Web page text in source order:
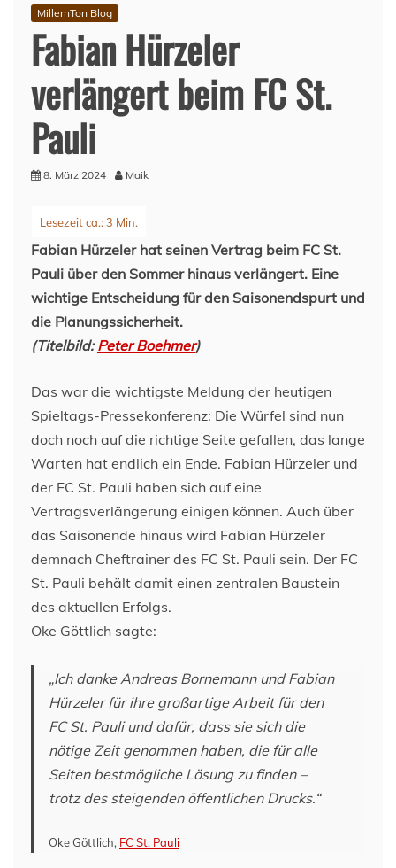
MillernTon Blog
Fabian Hürzeler
verlängert beim FC St.
Pauli
8. März 2024 Maik
Fabian Hürzeler hat seinen Vertrag beim FC St.
Pauli über den Sommer hinaus verlängert. Eine
wichtige Entscheidung für den Saisonendspurt und
die Planungssicherheit.
(Titelbild:Peter Boehmer)
Das war die wichtigste Meldung der heutigen
Spieltags-Pressekonferenz: Die Würfel sind nun
doch noch auf die richtige Seite gefallen, das lange
Warten hat endlich ein Ende. Fabian Hürzeler und
der FC St. Pauli haben sich auf eine
Vertragsverlängerung einigen können. Auch über
das Saisonende hinaus wird Fabian Hürzeler
demnach Cheftrainer des FC St. Pauli sein. Der FC
St. Pauli behält damit einen zentralen Baustein
des aktuellen Erfolgs.
Oke Göttlich sagte:
„Ich danke Andreas Bornemann und Fabian
Hürzeler für ihre großartige Arbeit für den
FC St. Pauli und dafür, dass sie sich die
nötige Zeit genommen haben, die für alle
Seiten bestmögliche Lösung zu finden –
trotz des steigenden öffentlichen Drucks.“
Oke Göttlich, FC St. Pauli